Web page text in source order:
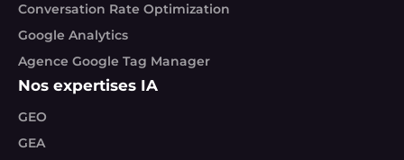
Conversation Rate Optimization
Google Analytics
Agence Google Tag Manager
Nos expertises IA
GEO
GEA